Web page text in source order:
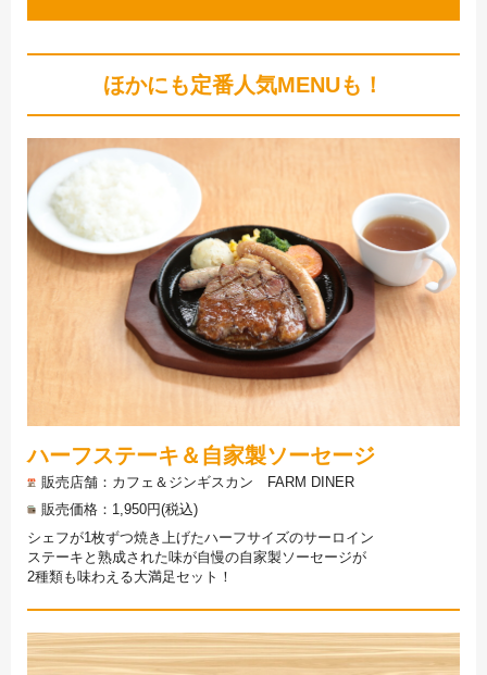
ほかにも定番人気MENUも！
ハーフステーキ＆自家製ソーセージ
販売店舗
カフェ＆ジンギスカン FARM DINER
販売価格
1,950円(税込)
シェフが1枚ずつ焼き上げたハーフサイズのサーロイン
ステーキと熟成された味が自慢の自家製ソーセージが
2種類も味わえる大満足セット！